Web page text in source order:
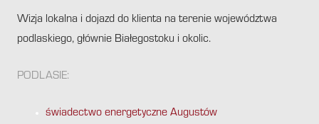
Wizja lokalna i dojazd do klienta na terenie województwa
podlaskiego, głównie Białegostoku i okolic.
PODLASIE:
świadectwo energetyczne Augustów